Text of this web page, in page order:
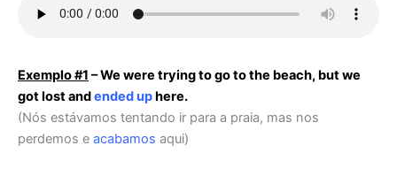
Exemplo #1 – We were trying to go to the beach, but we
got lost andended uphere.
(Nós estávamos tentando ir para a praia, mas nos
perdemos e acabamos aqui)